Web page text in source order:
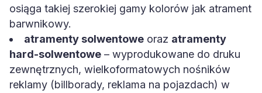
osiąga takiej szerokiej gamy kolorów jak atrament
barwnikowy.
atramenty solwentowe oraz atramenty
hard-solwentowe – wyprodukowane do druku
zewnętrznych, wielkoformatowych nośników
reklamy (billborady, reklama na pojazdach) w